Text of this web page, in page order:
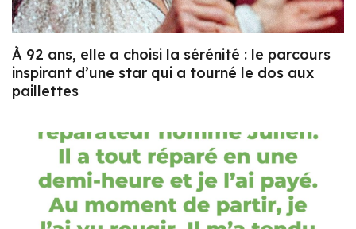
À 92 ans, elle a choisi la sérénité : le parcours
inspirant d’une star qui a tourné le dos aux
paillettes